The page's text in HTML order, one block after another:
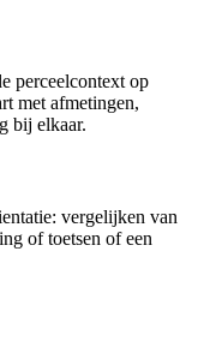
perceelcontext op
met afmetingen,
bij elkaar.
vergelijken van
of toetsen of een